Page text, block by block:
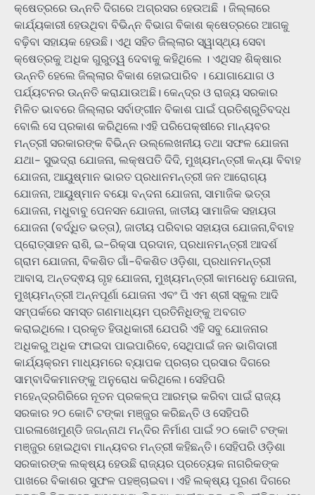
କ୍ଷେତ୍ରରେ ଉନ୍ନତି ଦିଗରେ ଅଗ୍ରସର ହେଉଅଛି । ଜିଲ୍ଲାରେ
କାର୍ଯ୍ୟକାରୀ ହେଉଥିବା ବିଭିନ୍ନ ବିଭାଗ ବିକାଶ କ୍ଷେତ୍ରରେ ଆଗକୁ
ବଢ଼ିବା ସହାୟକ ହେଉଛି। ଏଥି ସହିତ ଜିଲ୍ଲାର ସ୍ୱାସ୍ଥ୍ୟ ସେବା
କ୍ଷେତ୍ରକୁ ଅଧିକ ଗୁରୁତ୍ୱ ଦେବାକୁ କହିଥିଲେ । ଏଥିସହ ଶିକ୍ଷାର
ଉନ୍ନତି ହେଲେ ଜିଲ୍ଲାର ବିକାଶ ହୋଇପାରିବ । ଯୋଗାଯୋଗ ଓ
ପର୍ଯ୍ୟଟନର ଉନ୍ନତି କରାଯାଉଅଛି। କେନ୍ଦ୍ର ଓ ରାଜ୍ୟ ସରକାର
ମିଳିତ ଭାବରେ ଜିଲ୍ଲାର ସର୍ବାଙ୍ଗୀନ ବିକାଶ ପାଇଁ ପ୍ରତିଶ୍ରୁତିବଦ୍ଧ
ବୋଲି ସେ ପ୍ରକାଶ କରିଥିଲେ।ଏହି ପରିପେକ୍ଷୀରେ ମାନ୍ୟବର
ମନ୍ତ୍ରୀ ସରକାରଙ୍କ ବିଭିନ୍ନ ଉଲ୍ଲେଖନୀୟ ତଥା ସଫଳ ଯୋଜନା
ଯଥା- ସୁଭଦ୍ରା ଯୋଜନା, ଲକ୍ଷପତି ଦିଦି, ମୁଖ୍ୟମନ୍ତ୍ରୀ କନ୍ୟା ବିବାହ
ଯୋଜନା, ଆୟୁଷ୍ମାନ ଭାରତ ପ୍ରଧାନମନ୍ତ୍ରୀ ଜନ ଆରୋଗ୍ୟ
ଯୋଜନା, ଆୟୁଷ୍ମାନ ବୟୋ ବନ୍ଦନା ଯୋଜନା, ସାମାଜିକ ଭତ୍ତା
ଯୋଜନା, ମଧୁବାବୁ ପେନସନ ଯୋଜନା, ଜାତୀୟ ସାମାଜିକ ସହାୟତା
ଯୋଜନା (ବର୍ଦ୍ଧିତ ଭତ୍ତା), ଜାତୀୟ ପରିବାର ସହାୟତା ଯୋଜନା,ବିବାହ
ପ୍ରୋତ୍ସାହନ ରାଶି, ଇ-ରିକ୍ସା ପ୍ରଦାନ, ପ୍ରଧାନମନ୍ତ୍ରୀ ଆଦର୍ଶ
ଗ୍ରାମ ଯୋଜନା, ବିକଶିତ ଗାଁ-ବିକଶିତ ଓଡ଼ିଶା, ପ୍ରଧାନମନ୍ତ୍ରୀ
ଆବାସ, ଅନ୍ତଦ୍ଵୟ ଗୃହ ଯୋଜନା, ମୁଖ୍ୟମନ୍ତ୍ରୀ କାମଧେନୁ ଯୋଜନା,
ମୁଖ୍ୟମନ୍ତ୍ରୀ ଅନ୍ନପୂର୍ଣା ଯୋଜନା ଏବଂ ପି ଏମ ଶ୍ରୀ ସ୍କୁଲ ଆଦି
ସମ୍ପର୍କରେ ସମସ୍ତ ଗଣମାଧ୍ୟମ ପ୍ରତିନିଧିଙ୍କୁ ଅବଗତ
କରାଇଥିଲେ। ପ୍ରକୃତ ହିତାଧିକାରୀ ଯେପରି ଏହି ସବୁ ଯୋଜନାର
ଅଧିକରୁ ଅଧିକ ଫାଇଦା ପାଇପାରିବେ, ସେଥିପାଇଁ ଜନ ଭାଗିଦାରୀ
କାର୍ଯ୍ୟକ୍ରମ ମାଧ୍ୟମରେ ବ୍ୟାପକ ପ୍ରଚାର ପ୍ରସାର ଦିଗରେ
ସାମ୍ବାଦିକମାନଙ୍କୁ ଅନୁରୋଧ କରିଥିଲେ। ସେହିପରି
ମହେନ୍ଦ୍ରଗିରିରେ ନୂତନ ପ୍ରକଳ୍ପ ଆରମ୍ଭ କରିବା ପାଇଁ ରାଜ୍ୟ
ସରକାର ୨୦ କୋଟି ଟଙ୍କା ମଞ୍ଜୁର କରିଛନ୍ତି ଓ ସେହିପରି
ପାରଳାଖେମୁଣ୍ଡି ଜଗନ୍ନାଥ ମନ୍ଦିର ନିର୍ମାଣ ପାଇଁ ୨୦ କୋଟି ଟଙ୍କା
ମଞ୍ଜୁର ହୋଇଥିବା ମାନ୍ୟବର ମନ୍ତ୍ରୀ କହିଛନ୍ତି। ସେହିପରି ଓଡ଼ିଶା
ସରକାରଙ୍କ ଲକ୍ଷ୍ୟ ହେଉଛି ରାଜ୍ୟର ପ୍ରତ୍ୟେକ ନାଗରିକଙ୍କ
ପାଖରେ ବିକାଶର ସୁଫଳ ପହଞ୍ଚାଇବା। ଏହି ଲକ୍ଷ୍ୟ ପୂରଣ ଦିଗରେ